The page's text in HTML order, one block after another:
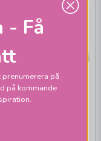
- Få
på
på kommande